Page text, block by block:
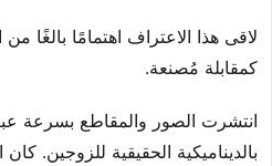
لاقى هذا الاعتراف اهتمامًا بالغًا
كمقابلة مُصنعة.
انتشرت الصور والمقاطع بسرعة عبر
بالديناميكية الحقيقية للزوجين.